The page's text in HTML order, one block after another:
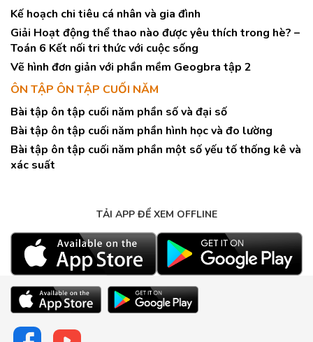
Kế hoạch chi tiêu cá nhân và gia đình
Giải Hoạt động thể thao nào được yêu thích trong hè? –
Toán 6 Kết nối tri thức với cuộc sống
Vẽ hình đơn giản với phần mềm Geogbra tập 2
ÔN TẬP ÔN TẬP CUỐI NĂM
Bài tập ôn tập cuối năm phần số và đại số
Bài tập ôn tập cuối năm phần hình học và đo lường
Bài tập ôn tập cuối năm phần một số yếu tố thống kê và
xác suất
TẢI APP ĐỂ XEM OFFLINE